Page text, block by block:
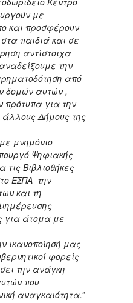
με
και προσφέρουν
παιδιά και σε
αντίστοιχα
την
από
δομών αυτών ,
για την
άλλους Δήμους της
Ψηφιακής
τις Βιβλιοθήκες
ΕΣΠΑ την
και τη
-
για άτομα με
μας
φορείς
την ανάγκη
που
αναγκαιότητα.”